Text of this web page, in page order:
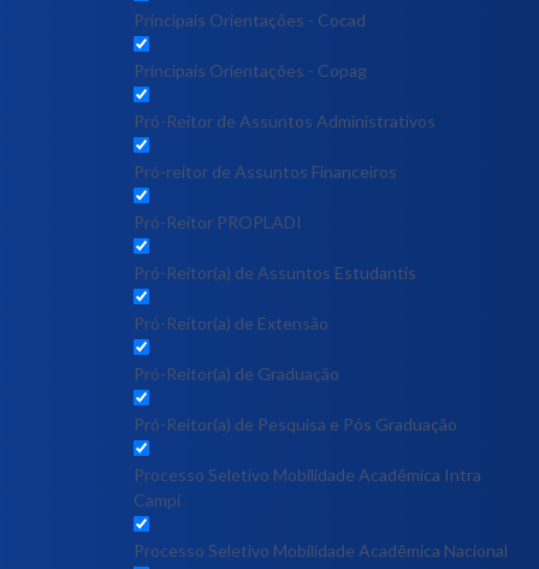
Principais Orientações - Cocad
Principais Orientações - Copag
Pró-Reitor de Assuntos Administrativos
Pró-reitor de Assuntos Financeiros
Pró-Reitor PROPLADI
Pró-Reitor(a) de Assuntos Estudantis
Pró-Reitor(a) de Extensão
Pró-Reitor(a) de Graduação
Pró-Reitor(a) de Pesquisa e Pós Graduação
Processo Seletivo Mobilidade Acadêmica Intra
Campi
Processo Seletivo Mobilidade Acadêmica Nacional